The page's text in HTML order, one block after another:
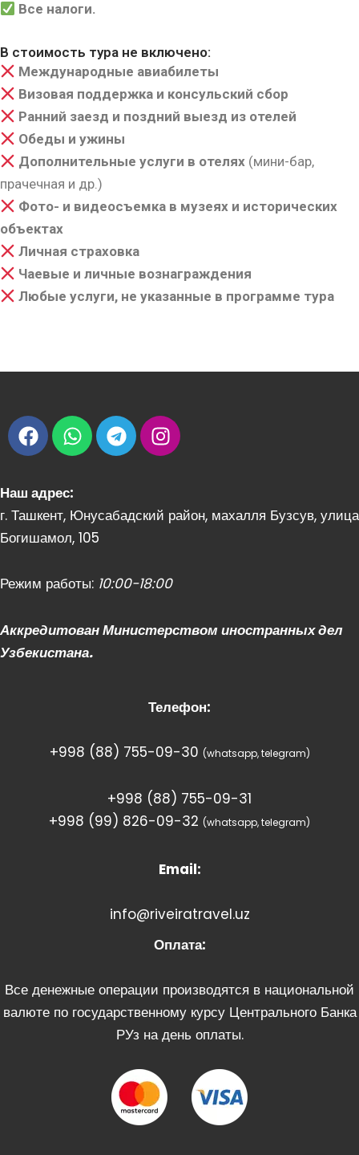
Все налоги.
В стоимость тура не включено:
Международные авиабилеты
Визовая поддержка и консульский сбор
Ранний заезд и поздний выезд из отелей
Обеды и ужины
Дополнительные услуги в отелях (мини-бар,
прачечная и др.)
Фото- и видеосъемка в музеях и исторических
объектах
Личная страховка
Чаевые и личные вознаграждения
Любые услуги, не указанные в программе тура
F
a
c
e
b
o
o
W
h
a
t
s
a
p
T
e
l
g
r
I
n
s
a
g
m
Наш адрес:
г. Ташкент, Юнусабадский район, махалля Бузсув, улица
Богишамол, 105
Режим работы: 10:00-18:00
Аккредитован Министерством иностранных дел
Узбекистана.
Телефон:
+998 (88) 755-09-30 (whatsapp, telegram)
+998 (88) 755-09-31
+998 (99) 826-09-32 (whatsapp, telegram)
Email:
info@riveiratravel.uz
Оплата:
Все денежные операции производятся в национальной
валюте по государственному курсу Центрального Банка
РУз на день оплаты.